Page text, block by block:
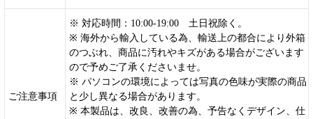
ご注意事項
※ 対応時間：10:00-19:00 土日祝除く。
※ 海外から輸入している為、輸送上の都合により外箱
のつぶれ、商品に汚れやキズがある場合がございます
ので予めご了承くださいませ。
※ パソコンの環境によっては写真の色味が実際の商品
と少し異なる場合があります。
※ 本製品は、改良、改善の為、予告なくデザイン、仕